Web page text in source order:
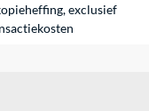
exclusief